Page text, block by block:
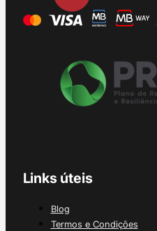
Links úteis
Blog
Termos e Condições